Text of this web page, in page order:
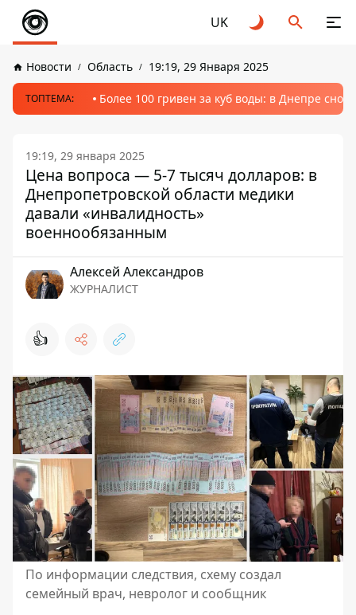
UK
Новости Область 19:19, 29 Января 2025
ТОПТЕМА: Более 100 гривен за куб воды: в Днепре
19:19, 29 января 2025
Цена вопроса — 5-7 тысяч долларов: в
Днепропетровской области медики
давали «инвалидность»
военнообязанным
Алексей Александров
ЖУРНАЛИСТ
👍
По информации следствия, схему создал
семейный врач, невролог и сообщник